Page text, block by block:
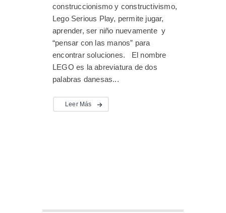
construccionismo y constructivismo,
Lego Serious Play, permite jugar,
aprender, ser niño nuevamente y
“pensar con las manos” para
encontrar soluciones. El nombre
LEGO es la abreviatura de dos
palabras danesas...
Leer Más